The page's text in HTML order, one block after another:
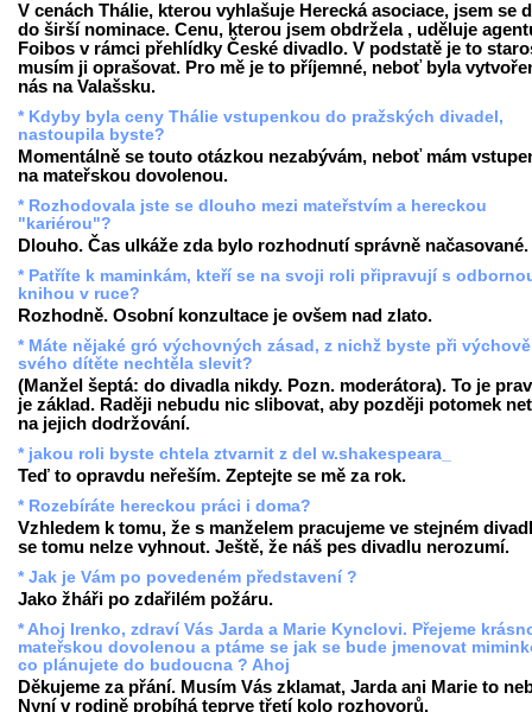
V cenách Thálie, kterou vyhlašuje Herecká asociace, jsem se
do širší nominace. Cenu, kterou jsem obdržela , uděluje
Foibos v rámci přehlídky České divadlo. V podstatě je to
musím ji oprašovat. Pro mě je to příjemné, neboť byla
nás na Valašsku.
* Kdyby byla ceny Thálie vstupenkou do pražských divadel,
nastoupila byste?
Momentálně se touto otázkou nezabývám, neboť mám
na mateřskou dovolenou.
* Rozhodovala jste se dlouho mezi mateřstvím a hereckou
"kariérou"?
Dlouho. Čas ulkáže zda bylo rozhodnutí správně načasované.
* Patříte k maminkám, kteří se na svoji roli připravují s
knihou v ruce?
Rozhodně. Osobní konzultace je ovšem nad zlato.
* Máte nějaké gró výchovných zásad, z nichž byste při výchově
svého dítěte nechtěla slevit?
(Manžel šeptá: do divadla nikdy. Pozn. moderátora). To je
je základ. Raději nebudu nic slibovat, aby později potomek
na jejich dodržování.
* jakou roli byste chtela ztvarnit z del w.shakespeara_
Teď to opravdu neřeším. Zeptejte se mě za rok.
* Rozebíráte hereckou práci i doma?
Vzhledem k tomu, že s manželem pracujeme ve stejném
se tomu nelze vyhnout. Ještě, že náš pes divadlu nerozumí.
* Jak je Vám po povedeném představení ?
Jako žháři po zdařilém požáru.
* Ahoj Irenko, zdraví Vás Jarda a Marie Kynclovi. Přejeme
mateřskou dovolenou a ptáme se jak se bude jmenovat
co plánujete do budoucna ? Ahoj
Děkujeme za přání. Musím Vás zklamat, Jarda ani Marie to
Nyní v rodině probíhá teprve třetí kolo rozhovorů.